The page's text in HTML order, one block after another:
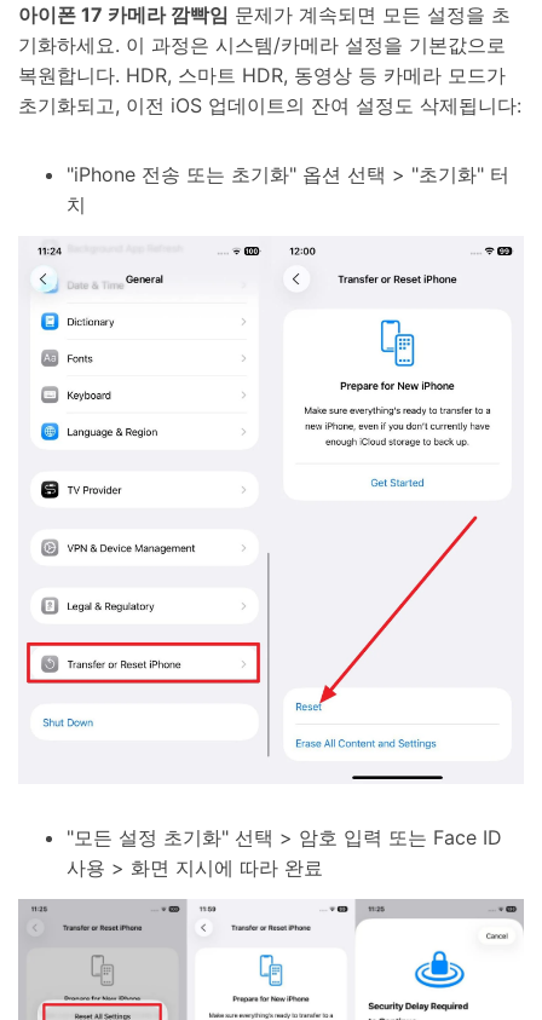
아이폰 17 카메라 깜빡임 문제가 계속되면 모든 설정을 초
기화하세요. 이 과정은 시스템/카메라 설정을 기본값으로
복원합니다. HDR, 스마트 HDR, 동영상 등 카메라 모드가
초기화되고, 이전 iOS 업데이트의 잔여 설정도 삭제됩니다:
"iPhone 전송 또는 초기화" 옵션 선택 > "초기화" 터
치
"모든 설정 초기화" 선택 > 암호 입력 또는 Face ID
사용 > 화면 지시에 따라 완료